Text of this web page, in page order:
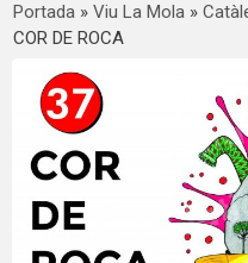
Portada » Viu La Mola »
COR DE ROCA